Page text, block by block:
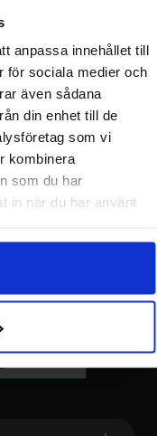
anpassa innehållet till
för sociala medier och
även sådana
din enhet till de
som vi
kombinera
som du har
in när du har använt
direkt till min
enkelt när du vill.